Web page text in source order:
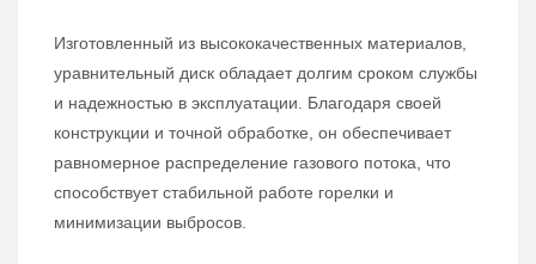
Изготовленный из высококачественных материалов,
уравнительный диск обладает долгим сроком службы
и надежностью в эксплуатации. Благодаря своей
конструкции и точной обработке, он обеспечивает
равномерное распределение газового потока, что
способствует стабильной работе горелки и
минимизации выбросов.